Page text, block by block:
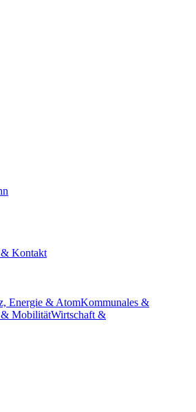
& Kontakt
Energie & AtomKommunales &
MobilitätWirtschaft &